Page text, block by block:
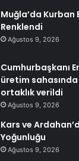
Muğla’da Kurban
Renklendi
Ağustos 9, 2026
Cumhurbaşkanı
üretim
ortaklık verildi
Ağustos 9, 2026
Kars ve
Yoğunluğu
Ağustos 9, 2026